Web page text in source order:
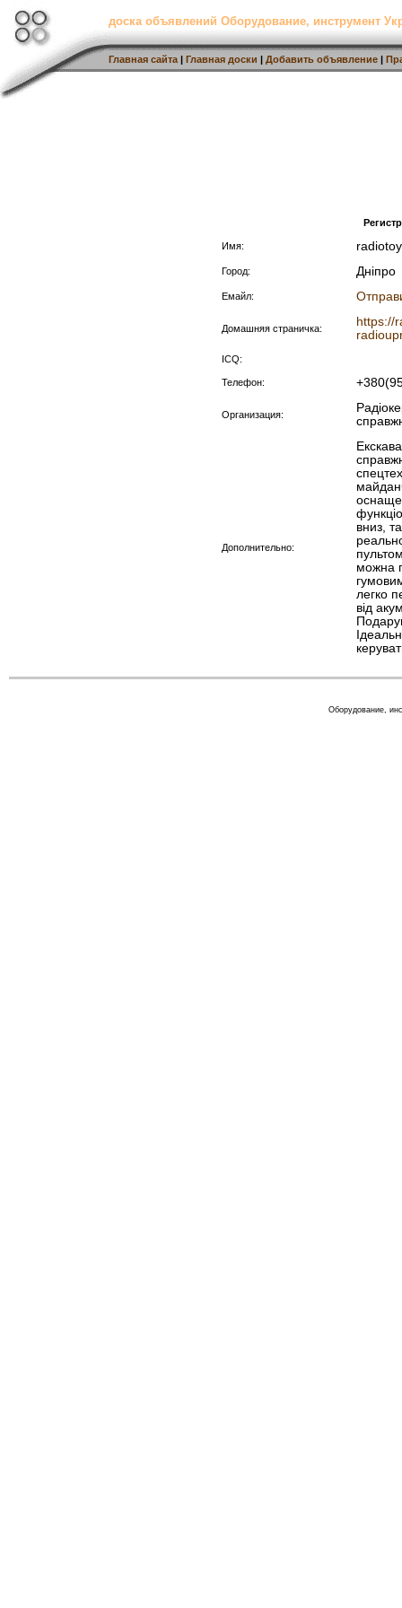
доска объявлений Оборудование, инструмент
Главная сайта | Главная доски | Добавить объявление |
Имя:
Город: Дніпро
Емайл:
Домашняя страничка:
https://
ICQ:
Телефон:
Организация:
Дополнительно:
вниз,
можна
легко
від
Оборудование,